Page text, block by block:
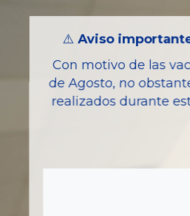
⚠️ Aviso
Con motivo de las
de Agosto, no
realizados durante